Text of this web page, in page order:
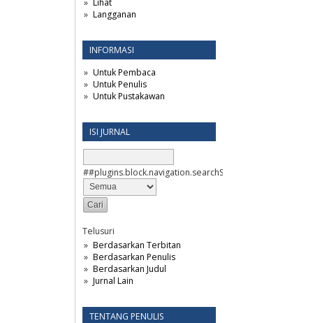
Langganan
INFORMASI
Untuk Pembaca
Untuk Penulis
Untuk Pustakawan
ISI JURNAL
##plugins.block.navigation.searchScope##
Telusuri
Berdasarkan Terbitan
Berdasarkan Penulis
Berdasarkan Judul
Jurnal Lain
TENTANG PENULIS